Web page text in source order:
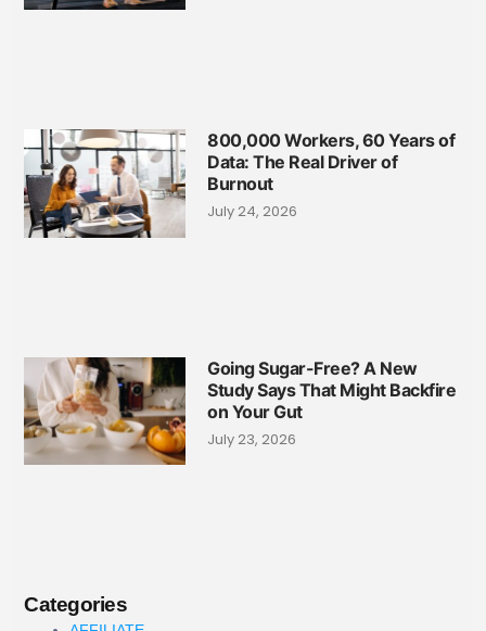
800,000 Workers, 60 Years of
Data: The Real Driver of
Burnout
July 24, 2026
Going Sugar-Free? A New
Study Says That Might Backfire
on Your Gut
July 23, 2026
Categories